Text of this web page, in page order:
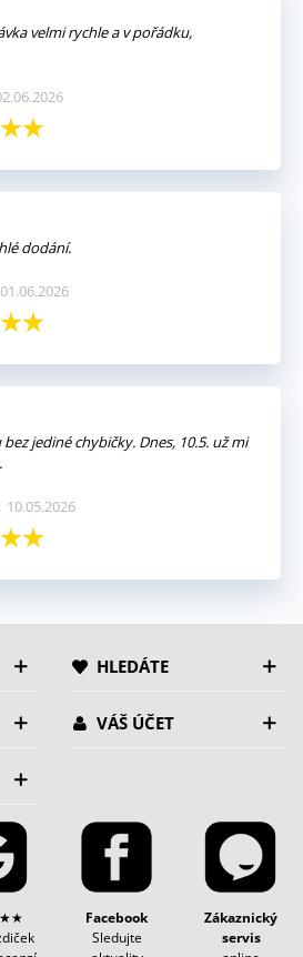
velmi rychle a v pořádku,
dodání.
01.06.2026
jediné chybičky. Dnes, 10.5. už mi
10.05.2026
HLEDÁTE
VÁŠ ÚČET
Facebook
Sledujte
Zákaznický
servis